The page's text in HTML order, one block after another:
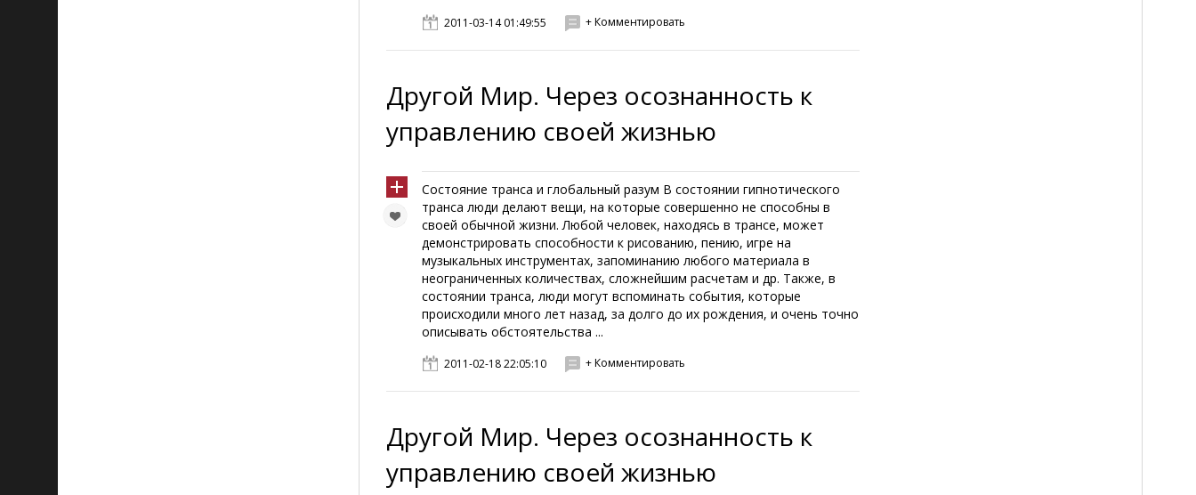
2011-03-14 01:49:55 + Комментировать
Другой Мир. Через осознанность к
управлению своей жизнью
Состояние транса и глобальный разум В состоянии гипнотического
транса люди делают вещи, на которые совершенно не способны в
своей обычной жизни. Любой человек, находясь в трансе, может
демонстрировать способности к рисованию, пению, игре на
музыкальных инструментах, запоминанию любого материала в
неограниченных количествах, сложнейшим расчетам и др. Также, в
состоянии транса, люди могут вспоминать события, которые
происходили много лет назад, за долго до их рождения, и очень точно
описывать обстоятельства ...
2011-02-18 22:05:10 + Комментировать
Другой Мир. Через осознанность к
управлению своей жизнью